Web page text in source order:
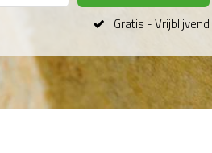
Gratis - Vrijblijvend